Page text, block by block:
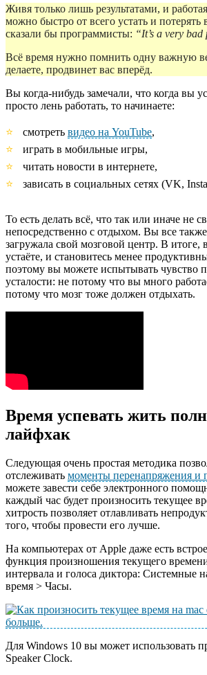
Живя только лишь результатами, и
можно быстро от всего устать и
сказали бы программисты: “It’s a very
Всё время нужно помнить одну важную
делаете, продвинет вас вперёд.
Вы когда-нибудь замечали, что когда вы
просто лень работать, то начинаете:
смотреть видео на YouTube,
играть в мобильные игры,
читать новости в интернете,
зависать в социальных сетях (VK,
То есть делать всё, что так или иначе не
непосредственно с отдыхом. Вы все
загружала свой мозговой центр. В
устаёте, и становитесь менее
поэтому вы можете испытывать чувство
усталости: не потому что вы много
потому что мозг тоже должен отдыхать.
Время успевать жить
лайфхак
Следующая очень простая методика
отслеживать моменты перенапряжения и
можете завести себе электронного
каждый час будет произносить текущее
хитрость позволяет отлавливать
того, чтобы провести его лучше.
На компьютерах от Apple даже есть
функция произношения текущего
интервала и голоса диктора: Системные
время > Часы.
Для Windows 10 вы может использовать
Speaker Clock.